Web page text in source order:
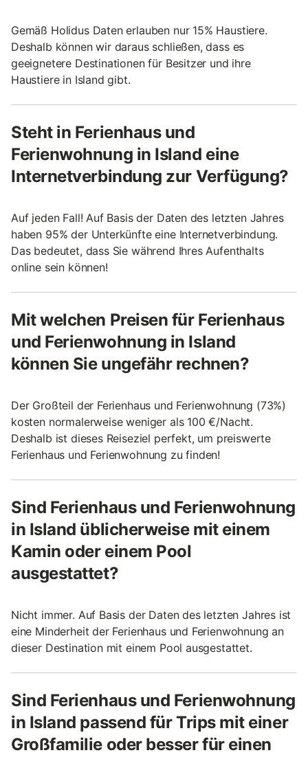
Gemäß Holidus Daten erlauben nur 15% Haustiere.
Deshalb können wir daraus schließen, dass es
geeignetere Destinationen für Besitzer und ihre
Haustiere in Island gibt.
Steht in Ferienhaus und
Ferienwohnung in Island eine
Internetverbindung zur Verfügung?
Auf jeden Fall! Auf Basis der Daten des letzten Jahres
haben 95% der Unterkünfte eine Internetverbindung.
Das bedeutet, dass Sie während Ihres Aufenthalts
online sein können!
Mit welchen Preisen für Ferienhaus
und Ferienwohnung in Island
können Sie ungefähr rechnen?
Der Großteil der Ferienhaus und Ferienwohnung (73%)
kosten normalerweise weniger als 100 €/Nacht.
Deshalb ist dieses Reiseziel perfekt, um preiswerte
Ferienhaus und Ferienwohnung zu finden!
Sind Ferienhaus und Ferienwohnung
in Island üblicherweise mit einem
Kamin oder einem Pool
ausgestattet?
Nicht immer. Auf Basis der Daten des letzten Jahres ist
eine Minderheit der Ferienhaus und Ferienwohnung an
dieser Destination mit einem Pool ausgestattet.
Sind Ferienhaus und Ferienwohnung
in Island passend für Trips mit einer
Großfamilie oder besser für einen